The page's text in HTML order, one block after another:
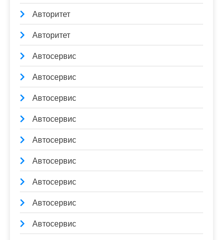
Авторитет
Авторитет
Автосервис
Автосервис
Автосервис
Автосервис
Автосервис
Автосервис
Автосервис
Автосервис
Автосервис